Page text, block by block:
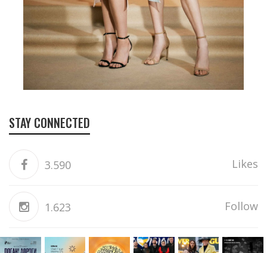
STAY CONNECTED
3.590 Likes
1.623 Follow